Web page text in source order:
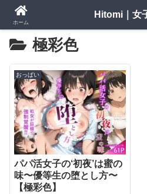
極彩色
おっぱい
パパ活女子の‘初夜’は蜜の
味〜優等生の堕とし方〜
【極彩色】
ホーム
Hitomi｜女